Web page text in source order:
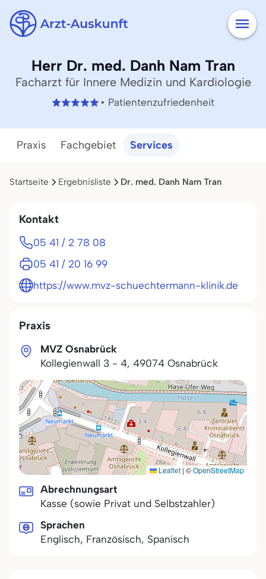
Herr Dr. med. Danh Nam Tran
Facharzt für Innere Medizin und Kardiologie
• Patientenzufriedenheit
Praxis Fachgebiet Services
Startseite Ergebnisliste Dr. med. Danh Nam Tran
Praxis
MVZ Osnabrück
Kollegienwall 3 - 4, 49074 Osnabrück
Leaflet | ©OpenStreetMap
Abrechnungsart
Kasse (sowie Privat und Selbstzahler)
Sprachen
Englisch, Französisch, Spanisch
Kontakt
05 41 / 2 78 08
05 41 / 20 16 99
https://www.mvz-schuechtermann-klinik.de